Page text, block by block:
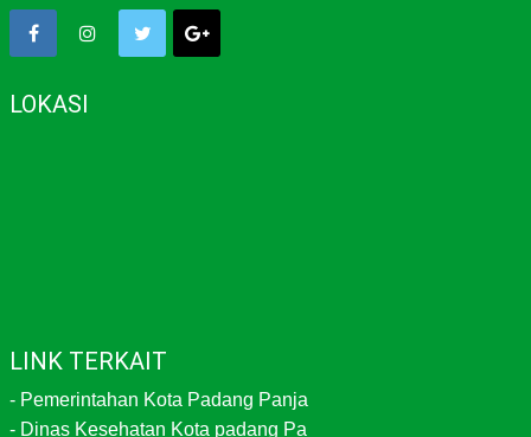
LOKASI
LINK TERKAIT
- Pemerintahan Kota Padang Panja
- Dinas Kesehatan Kota padang Pa